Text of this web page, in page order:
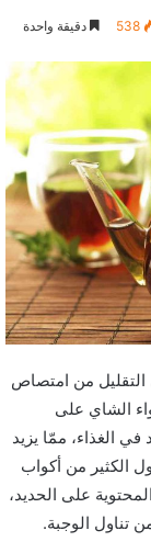
538 دقيقة واحدة
التقليل من امتصاص
الشاي على
الغذاء، ممّا يزيد
الكثير من أكواب
على الحديد،
تناول الوجبة.